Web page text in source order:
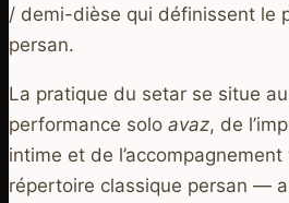
/ demi-dièse qui définissent le
persan.
La pratique du setar se situe
performance solo avaz, de
intime et de
répertoire classique persan —